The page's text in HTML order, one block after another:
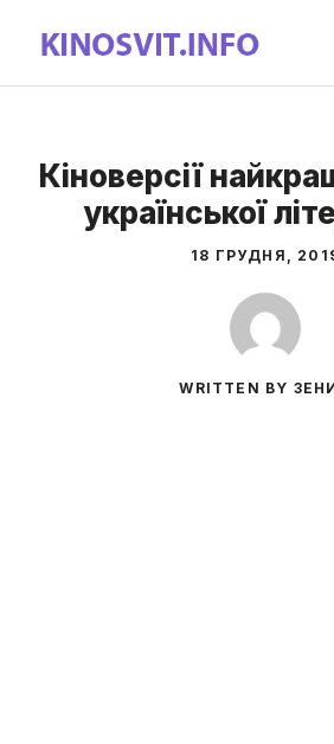
вмісту
Кіноверсії
української
18 ГРУДНЯ,
WRITTEN BY